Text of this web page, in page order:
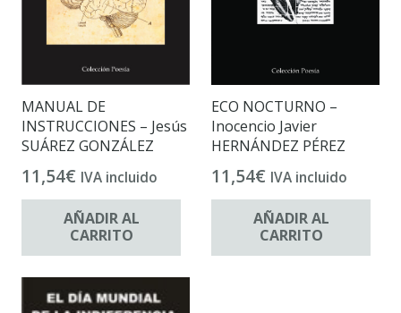
MANUAL DE
INSTRUCCIONES – Jesús
SUÁREZ GONZÁLEZ
11,54€ IVA incluido
AÑADIR AL
CARRITO
ECO NOCTURNO –
Inocencio Javier
HERNÁNDEZ PÉREZ
11,54€ IVA incluido
AÑADIR AL
CARRITO